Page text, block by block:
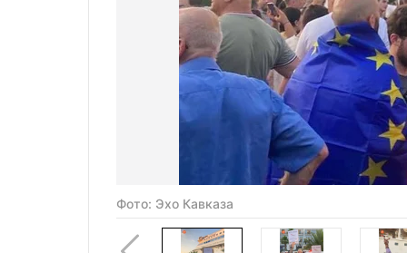
Фото: Эхо Кавказа